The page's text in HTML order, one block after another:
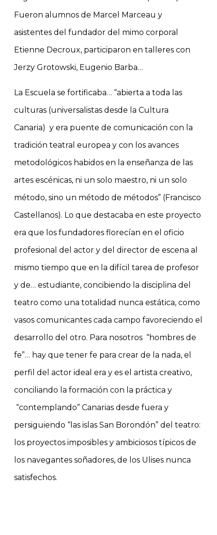
Fueron alumnos de Marcel Marceau y
asistentes del fundador del mimo corporal
Etienne Decroux, participaron en talleres con
Jerzy Grotowski, Eugenio Barba…
La Escuela se fortificaba… “abierta a toda las
culturas (universalistas desde la Cultura
Canaria) y era puente de comunicación con la
tradición teatral europea y con los avances
metodológicos habidos en la enseñanza de las
artes escénicas, ni un solo maestro, ni un solo
método, sino un método de métodos” (Francisco
Castellanos). Lo que destacaba en este proyecto
era que los fundadores florecían en el oficio
profesional del actor y del director de escena al
mismo tiempo que en la difícil tarea de profesor
y de… estudiante, concibiendo la disciplina del
teatro como una totalidad nunca estática, como
vasos comunicantes cada campo favoreciendo el
desarrollo del otro. Para nosotros “hombres de
fe”… hay que tener fe para crear de la nada, el
perfil del actor ideal era y es el artista creativo,
conciliando la formación con la práctica y
“contemplando” Canarias desde fuera y
persiguiendo “las islas San Borondón” del teatro:
los proyectos imposibles y ambiciosos típicos de
los navegantes soñadores, de los Ulises nunca
satisfechos.